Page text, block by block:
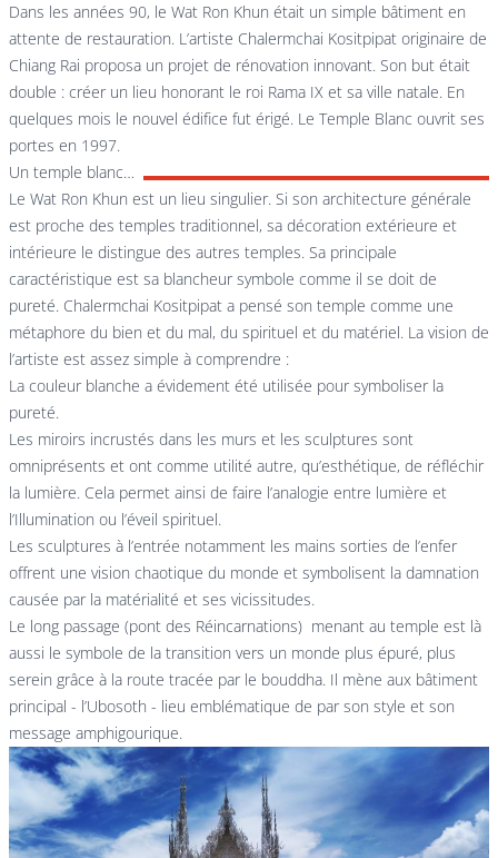
Dans les années 90, le Wat Ron Khun était un simple bâtiment en
attente de restauration. L’artiste Chalermchai Kositpipat originaire de
Chiang Rai proposa un projet de rénovation innovant. Son but était
double : créer un lieu honorant le roi Rama IX et sa ville natale. En
quelques mois le nouvel édifice fut érigé. Le Temple Blanc ouvrit ses
portes en 1997.
Un temple blanc…
Le Wat Ron Khun est un lieu singulier. Si son architecture générale
est proche des temples traditionnel, sa décoration extérieure et
intérieure le distingue des autres temples. Sa principale
caractéristique est sa blancheur symbole comme il se doit de
pureté. Chalermchai Kositpipat a pensé son temple comme une
métaphore du bien et du mal, du spirituel et du matériel. La vision de
l’artiste est assez simple à comprendre :
La couleur blanche a évidement été utilisée pour symboliser la
pureté.
Les miroirs incrustés dans les murs et les sculptures sont
omniprésents et ont comme utilité autre, qu’esthétique, de réfléchir
la lumière. Cela permet ainsi de faire l’analogie entre lumière et
l’Illumination ou l’éveil spirituel.
Les sculptures à l’entrée notamment les mains sorties de l’enfer
offrent une vision chaotique du monde et symbolisent la damnation
causée par la matérialité et ses vicissitudes.
Le long passage (pont des Réincarnations) menant au temple est là
aussi le symbole de la transition vers un monde plus épuré, plus
serein grâce à la route tracée par le bouddha. Il mène aux bâtiment
principal - l’Ubosoth - lieu emblématique de par son style et son
message amphigourique.